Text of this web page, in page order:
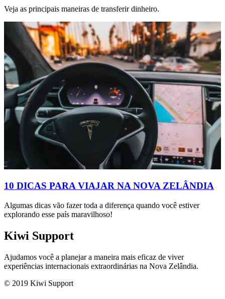
Veja as principais maneiras de transferir dinheiro.
10 DICAS PARA VIAJAR NA NOVA ZELÂNDIA
Algumas dicas vão fazer toda a diferença quando você estiver
explorando esse país maravilhoso!
Kiwi Support
Ajudamos você a planejar a maneira mais eficaz de viver
experiências internacionais extraordinárias na Nova Zelândia.
© 2019 Kiwi Support